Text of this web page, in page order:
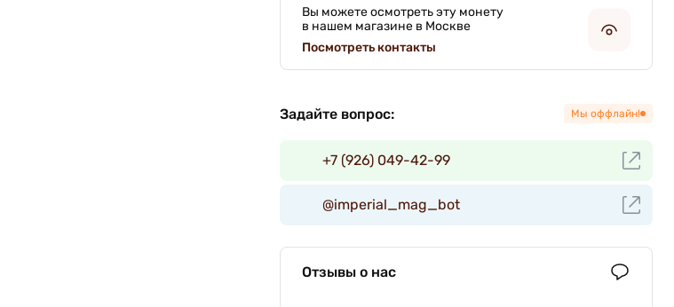
Вы можете осмотреть эту монету
в нашем магазине в Москве
Посмотреть контакты
Задайте вопрос: Мы оффлайн!
+7 (926) 049-42-99
@imperial_mag_bot
Отзывы о нас